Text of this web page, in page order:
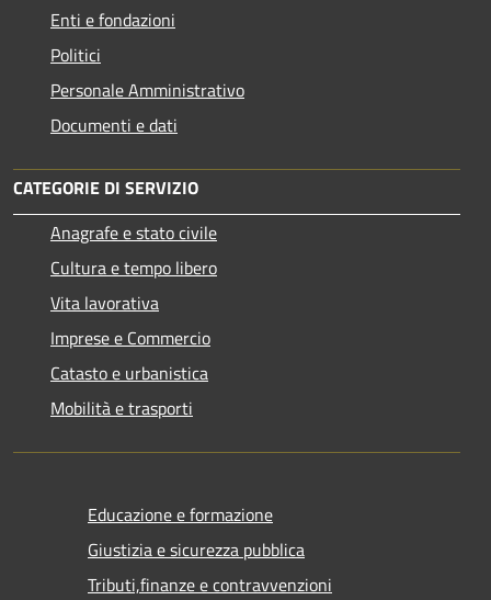
Enti e fondazioni
Politici
Personale Amministrativo
Documenti e dati
CATEGORIE DI SERVIZIO
Anagrafe e stato civile
Cultura e tempo libero
Vita lavorativa
Imprese e Commercio
Catasto e urbanistica
Mobilità e trasporti
Educazione e formazione
Giustizia e sicurezza pubblica
Tributi,finanze e contravvenzioni